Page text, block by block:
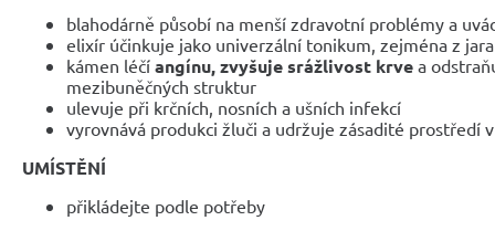
blahodárně působí na menší zdravotní problémy a
elixír účinkuje jako univerzální tonikum, zejména z jara
kámen léčí angínu, zvyšuje srážlivost krve a
mezibuněčných struktur
ulevuje při krčních, nosních a ušních infekcí
vyrovnává produkci žluči a udržuje zásadité prostředí
UMÍSTĚNÍ
přikládejte podle potřeby